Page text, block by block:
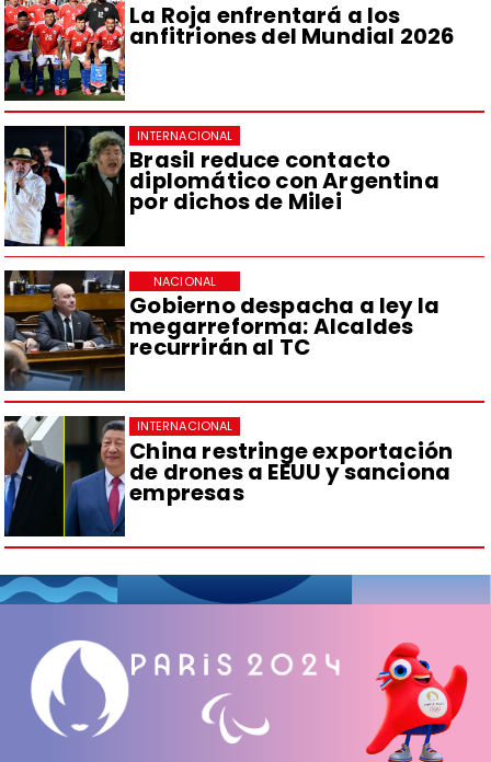
La Roja enfrentará a los
anfitriones del Mundial 2026
Brasil reduce contacto
diplomático con Argentina
por dichos de Milei
INTERNACIONAL
Gobierno despacha a ley la
megarreforma: Alcaldes
recurrirán al TC
NACIONAL
China restringe exportación
de drones a EEUU y sanciona
empresas
INTERNACIONAL